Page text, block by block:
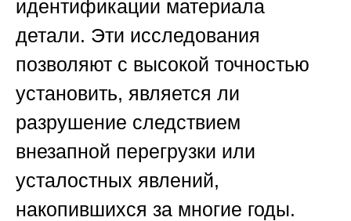
идентификации материала
детали. Эти исследования
позволяют с высокой точностью
установить, является ли
разрушение следствием
внезапной перегрузки или
усталостных явлений,
накопившихся за многие годы.